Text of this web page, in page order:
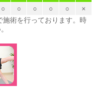
○ ○ ○ ○ ○
×
術を行っております。時